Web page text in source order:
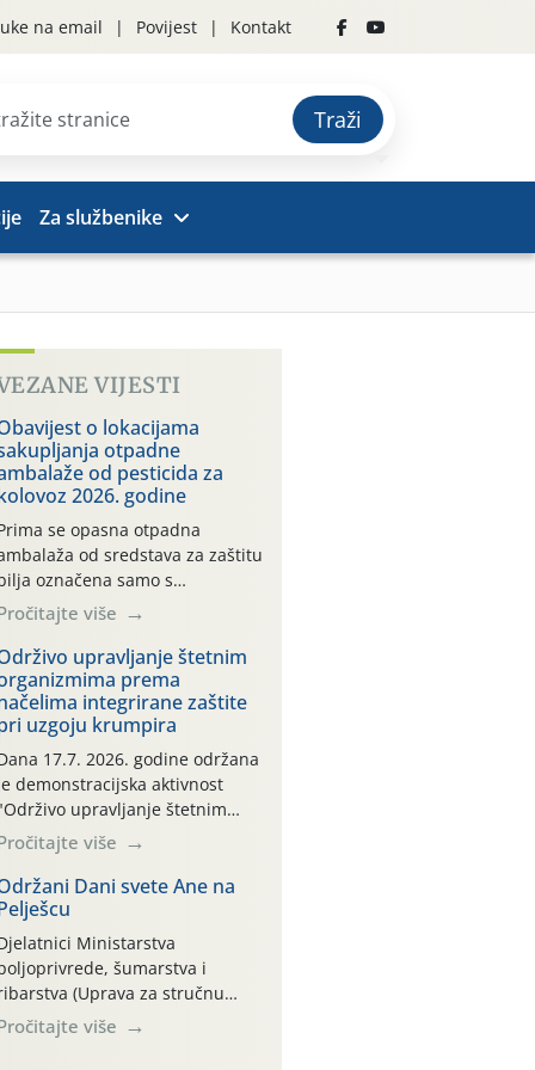
na email Povijest Kontakt
Traži
Za službenike
VIJESTI
o lokacijama
otpadne
od pesticida za
2026. godine
se opasna otpadna
od sredstava za zaštitu
označena samo s
i oznakom
CROCPA EKO MODEL:
ambalaža kao i
drugih proizvoda koji
sredstva za zaštitu bilja
(npr. ambalaža od mineralnih
se ne prihvaća.
je osiguran
povrat prazne
isključivo ovih tvrtki:
MAKS, AGRONOM,
TKI* (PINUS […]
više
upravljanje štetnim
prema
integrirane zaštite
uzgoju krumpira
17.7. 2026. godine održana
demonstracijska aktivnost
upravljanje štetnim
prema načelima
integrirane zaštite pri uzgoju
na pokusnom polju
kraj naselja Belica
parcela ID 2445031)
dio Međimurske
više
Dani svete Ane na
Ministarstva
šumarstva i
(Uprava za stručnu
razvoju poljoprivrede)
sudjelovali su na tradicionalnom
više